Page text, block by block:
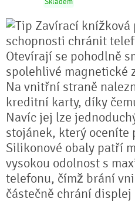
Zavírací
schopnosti chránit
Otevírají se pohodlně
spolehlivé magnetické
Na vnitřní straně
kreditní karty, díky
Navíc jej lze
stojánek, který
Silikonové obaly patří
vysokou odolnost s
telefonu, čímž brání
částečně chrání